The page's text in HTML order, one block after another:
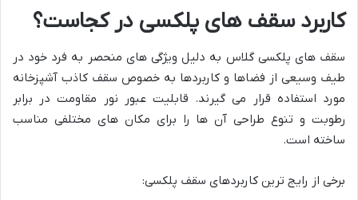
کاربرد سقف های پلکسی در کجاست؟
سقف های پلکسی گلاس به دلیل ویژگی های منحصر به فرد خود در
طیف وسیعی از فضاها و کاربردها به خصوص سقف کاذب آشپزخانه
مورد استفاده قرار می گیرند. قابلیت عبور نور مقاومت در برابر
رطوبت و تنوع طراحی آن ها را برای مکان های مختلفی مناسب
ساخته است.
برخی از رایج ترین کاربردهای سقف پلکسی: